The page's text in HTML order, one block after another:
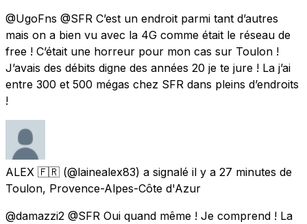
@UgoFns @SFR C’est un endroit parmi tant d’autres
mais on a bien vu avec la 4G comme était le réseau de
free ! C’était une horreur pour mon cas sur Toulon !
J’avais des débits digne des années 20 je te jure ! La j’ai
entre 300 et 500 mégas chez SFR dans pleins d’endroits
!
ALEX 🇫🇷 (@lainealex83) a signalé il y a 27 minutes de
Toulon, Provence-Alpes-Côte d'Azur
@damazzi2 @SFR Oui quand même ! Je comprend ! La